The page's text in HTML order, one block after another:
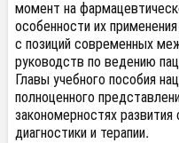
момент на
особенности их
с позиций современных
руководств по ведению
Главы учебного пособия
полноценного
закономерностях
диагностики и терапии.